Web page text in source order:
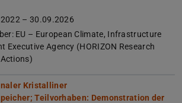
– 30.09.2026
EU – European Climate, Infrastructure
Executive Agency (HORIZON Research
Kristalliner
Teilvorhaben: Demonstration der